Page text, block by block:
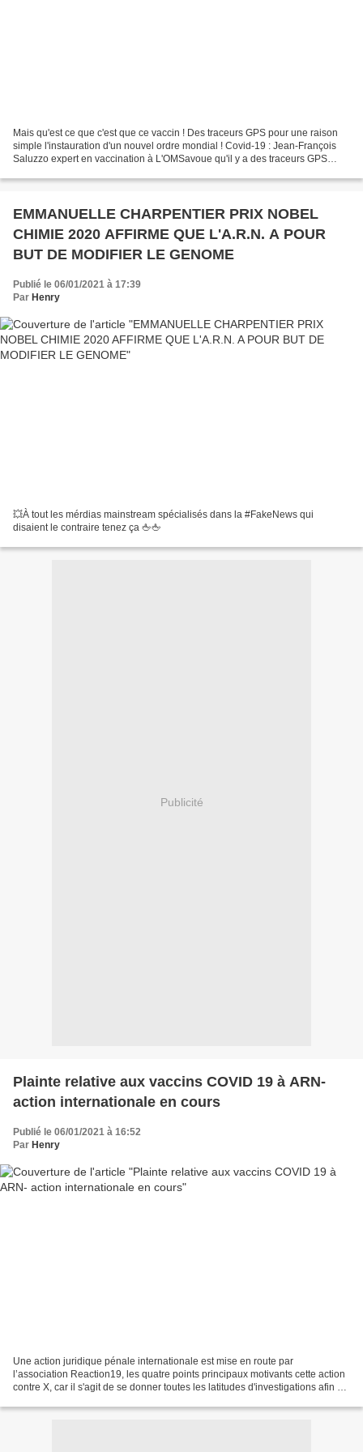
Mais qu'est ce que c'est que ce vaccin ! Des traceurs GPS pour une raison
simple l'instauration d'un nouvel ordre mondial ! Covid-19 : Jean-François
Saluzzo expert en vaccination à L'OMSavoue qu'il y a des traceurs GPS
EMMANUELLE CHARPENTIER PRIX NOBEL
CHIMIE 2020 AFFIRME QUE L'A.R.N. A POUR
BUT DE MODIFIER LE GENOME
Publié le 06/01/2021 à 17:39
Par Henry
💥À tout les mérdias mainstream spécialisés dans la #FakeNews qui
disaient le contraire tenez ça 🖕🖕
Publicité
Plainte relative aux vaccins COVID 19 à ARN-
action internationale en cours
Publié le 06/01/2021 à 16:52
Par Henry
Une action juridique pénale internationale est mise en route par
l’association Reaction19, les quatre points principaux motivants cette action
contre X, car il s'agit de se donner toutes les latitudes d'investigations afin de